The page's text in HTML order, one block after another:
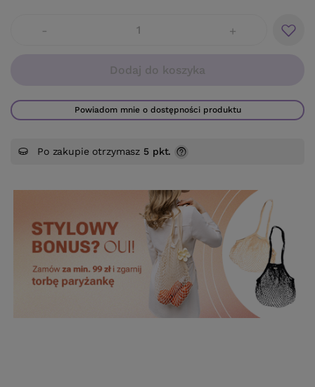
- +
Dodaj do koszyka
Powiadom mnie o dostępności produktu
Po zakupie otrzymasz 5 pkt.